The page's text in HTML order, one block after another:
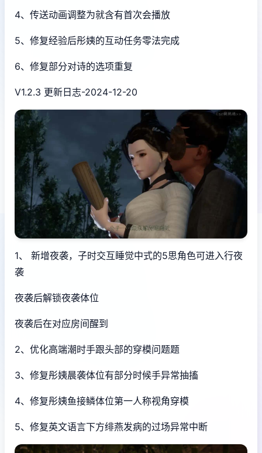
4、传送动画调整为就含有首次会播放
5、修复经验后彤姨的互动任务零法完成
6、修复部分对诗的选项重复
V1.2.3 更新日志-2024-12-20
1、 新增夜袭，子时交互睡觉中式的5思角色可进入行夜
袭
夜袭后解锁夜袭体位
夜袭后在对应房间醒到
2、优化高端潮时手跟头部的穿模问题题
3、修复彤姨晨袭体位有部分时候手异常抽搐
4、修复彤姨鱼接鳞体位第一人称视角穿模
5、修复英文语言下方绯燕发病的过场异常中断